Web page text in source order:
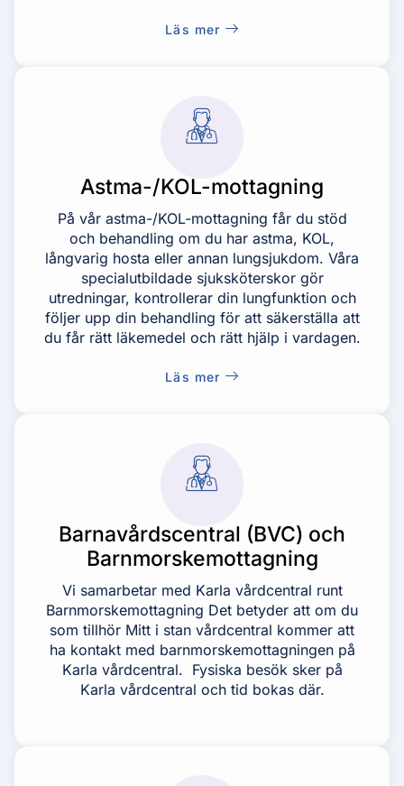
Läs mer
Astma-/KOL-mottagning
På vår astma-/KOL-mottagning får du stöd
och behandling om du har astma, KOL,
långvarig hosta eller annan lungsjukdom. Våra
specialutbildade sjuksköterskor gör
utredningar, kontrollerar din lungfunktion och
följer upp din behandling för att säkerställa att
du får rätt läkemedel och rätt hjälp i vardagen.
Läs mer
Barnavårdscentral (BVC) och
Barnmorskemottagning
Vi samarbetar med Karla vårdcentral runt
Barnmorskemottagning Det betyder att om du
som tillhör Mitt i stan vårdcentral kommer att
ha kontakt med barnmorskemottagningen på
Karla vårdcentral. Fysiska besök sker på
Karla vårdcentral och tid bokas där.